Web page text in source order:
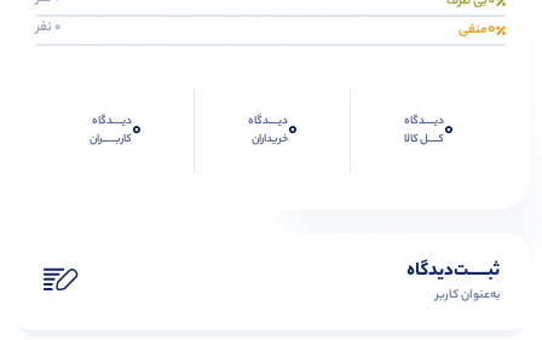
0منفی 0 نفر
0دیــــدگاه
کــــل کالا
0دیــــدگاه
خریداران
0دیــــدگاه
کاربـــــران
ثبـــــت‌دیدگاه
به‌عنوان کاربر